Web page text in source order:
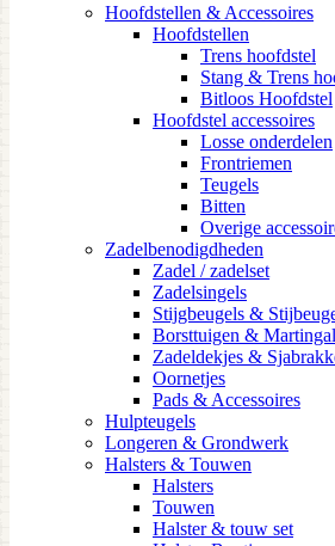
Hoofdstellen & Accessoires
Hoofdstellen
Trens hoofdstel
Stang & Trens
Bitloos Hoofdstel
Hoofdstel accessoires
Losse onderdelen
Frontriemen
Teugels
Bitten
Overige
Zadelbenodigdheden
Zadel / zadelset
Zadelsingels
Stijgbeugels &
Borsttuigen &
Zadeldekjes &
Oornetjes
Pads & Accessoires
Hulpteugels
Longeren & Grondwerk
Halsters & Touwen
Halsters
Touwen
Halster & touw set